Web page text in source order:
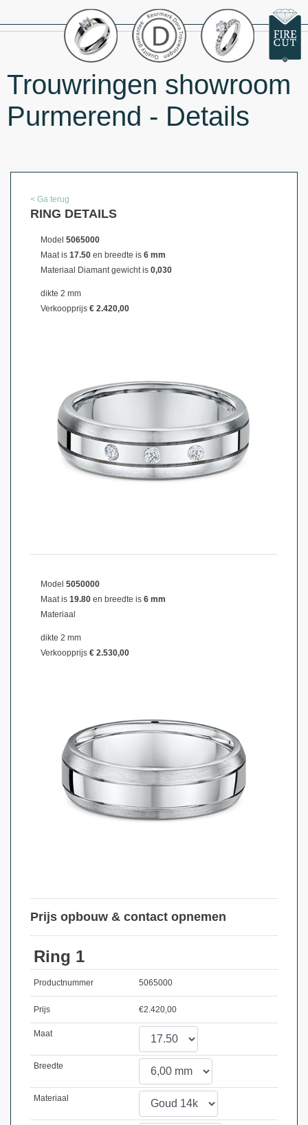
Trouwringen showroom
Purmerend - Details
< Ga terug
RING DETAILS
Model 5065000
Maat is 17.50 en breedte is 6 mm
Materiaal Diamant gewicht is 0,030
dikte 2 mm
Verkoopprijs € 2.420,00
Model 5050000
Maat is 19.80 en breedte is 6 mm
Materiaal
dikte 2 mm
Verkoopprijs € 2.530,00
Prijs opbouw & contact opnemen
Ring 1
Productnummer 5065000
Prijs €2.420,00
Maat
Breedte
Materiaal